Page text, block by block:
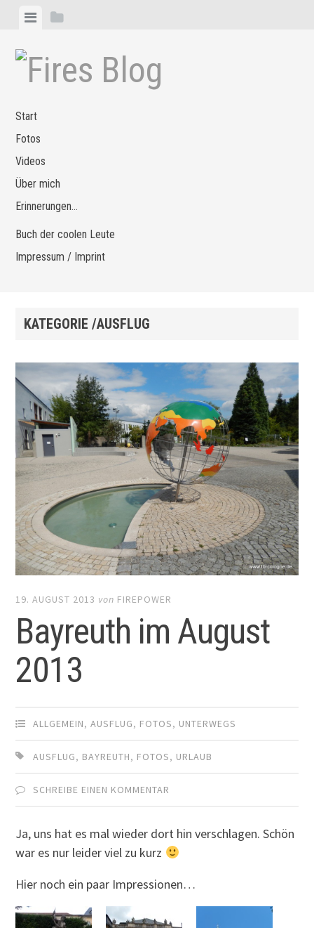
Zum
springen
MenüSeitenleiste
Start
Fotos
Videos
Über mich
Erinnerungen…
Buch der coolen Leute
Impressum / Imprint
KATEGORIE /AUSFLUG
19. AUGUST 2013 von FIREPOWER
Bayreuth im August
2013
ALLGEMEIN,AUSFLUG, FOTOS, UNTERWEGS
AUSFLUG, BAYREUTH, FOTOS, URLAUB
SCHREIBE EINEN KOMMENTAR
Ja, uns hat es mal wieder dort hin verschlagen. Schön
war es nur leider viel zu kurz
Hier noch ein paar Impressionen…